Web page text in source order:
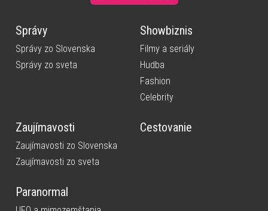
Správy
Správy zo Slovenska
Správy zo sveta
Showbiznis
Filmy a seriály
Hudba
Fashion
Celebrity
Zaujímavosti
Zaujímavosti zo Slovenska
Zaujímavosti zo sveta
Cestovanie
Paranormal